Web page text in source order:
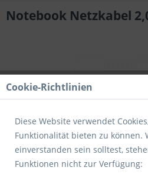
Notebook Netzkabel
Cookie-Richtlinien
Diese Website verwendet
Funktionalität bieten zu können.
einverstanden sein solltest,
Funktionen nicht zur Verfügung: